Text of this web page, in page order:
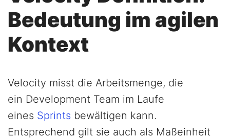
Bedeutung im agilen
Kontext
Velocity misst die Arbeitsmenge, die
ein Development Team im Laufe
eines Sprints bewältigen kann.
Entsprechend gilt sie auch als Maßeinheit